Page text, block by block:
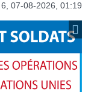
07-08-2026, 01:19